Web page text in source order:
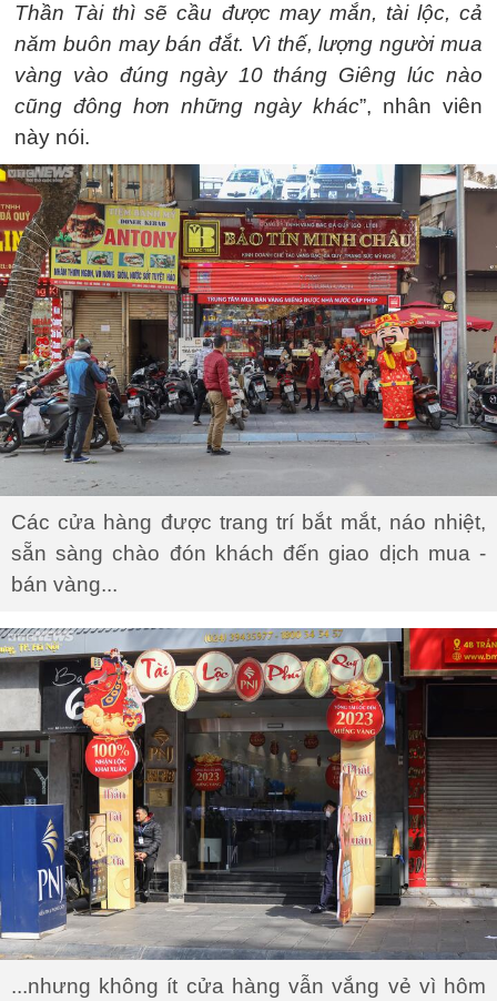
Thần Tài thì sẽ cầu được may mắn, tài lộc, cả
năm buôn may bán đắt. Vì thế, lượng người mua
vàng vào đúng ngày 10 tháng Giêng lúc nào
cũng đông hơn những ngày khác”, nhân viên
này nói.
Các cửa hàng được trang trí bắt mắt, náo nhiệt,
sẵn sàng chào đón khách đến giao dịch mua -
bán vàng...
...nhưng không ít cửa hàng vẫn vắng vẻ vì hôm